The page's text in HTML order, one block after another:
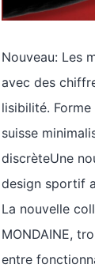
Nouveau: Les
avec des
lisibilité.
suisse
discrèteUne
design sportif
La nouvelle
MONDAINE,
entre